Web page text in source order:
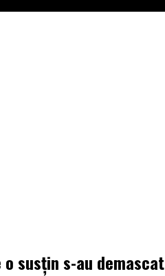
susțin s-au demascat